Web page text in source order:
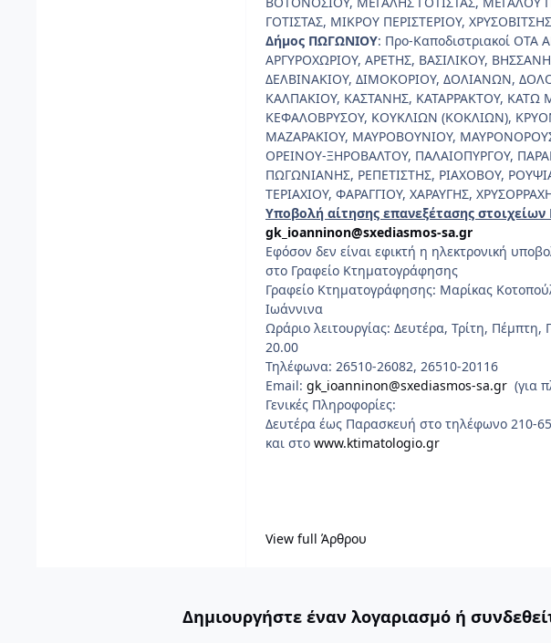
ΓΟΤΙΣΤΑΣ, ΜΙΚΡΟΥ ΠΕΡΙΣΤΕΡΙΟΥ,
Δήμος ΠΩΓΩΝΙΟΥ: Προ-Καποδιστριακοί
ΑΡΓΥΡΟΧΩΡΙΟΥ, ΑΡΕΤΗΣ, ΒΑΣΙΛΙΚΟΥ,
ΔΕΛΒΙΝΑΚΙΟΥ, ΔΙΜΟΚΟΡΙΟΥ, ΔΟΛΙΑΝΩΝ,
ΚΑΛΠΑΚΙΟΥ, ΚΑΣΤΑΝΗΣ, ΚΑΤΑΡΡΑΚΤΟΥ,
ΚΕΦΑΛΟΒΡΥΣΟΥ, ΚΟΥΚΛΙΩΝ (ΚΟΚΛΙΩΝ),
ΜΑΖΑΡΑΚΙΟΥ, ΜΑΥΡΟΒΟΥΝΙΟΥ,
ΟΡΕΙΝΟΥ-ΞΗΡΟΒΑΛΤΟΥ, ΠΑΛΑΙΟΠΥΡΓΟΥ,
ΠΩΓΩΝΙΑΝΗΣ, ΡΕΠΕΤΙΣΤΗΣ, ΡΙΑΧΟΒΟΥ,
ΤΕΡΙΑΧΙΟΥ, ΦΑΡΑΓΓΙΟΥ, ΧΑΡΑΥΓΗΣ,
Υποβολή αίτησης επανεξέτασης
gk_ioanninon@sxediasmos-sa.gr
Εφόσον δεν είναι εφικτή η ηλεκτρονική
στο Γραφείο Κτηματογράφησης
Γραφείο Κτηματογράφησης: Μαρίκας
Ιωάννινα
Ωράριο λειτουργίας: Δευτέρα, Τρίτη,
20.00
Τηλέφωνα: 26510-26082, 26510-20116
Email: gk_ioanninon@sxediasmos-sa.gr (για
Γενικές Πληροφορίες:
Δευτέρα έως Παρασκευή στο τηλέφωνο 210-
και στο www.ktimatologio.gr
View full Άρθρου
Δημιουργήστε έναν λογαριασμό ή